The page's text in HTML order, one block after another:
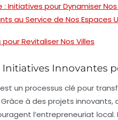
Initiatives pour Dynamiser Nos
au Service de Nos Espaces
Revitaliser Nos Villes
Innovantes
est un processus clé pour
à des projets innovants,
l’entrepreneuriat local.